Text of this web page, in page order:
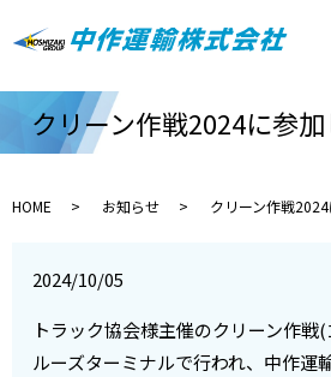
クリーン作戦2024に参
HOME お知らせ クリーン作戦
2024/10/05
トラック協会様主催のクリーン作戦
ルーズターミナルで行われ、中作運